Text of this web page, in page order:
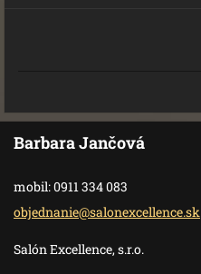
Barbara Jančová
mobil: 0911 334 083
objednanie@salonexcellence.sk
Salón Excellence, s.r.o.